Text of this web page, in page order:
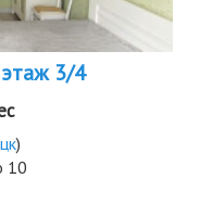
3/4
)
10